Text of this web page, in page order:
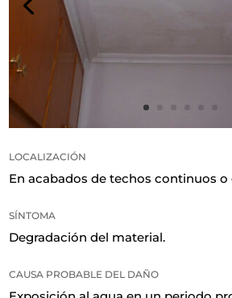
LOCALIZACIÓN
En acabados de techos continuos
SÍNTOMA
Degradación del material.
CAUSA PROBABLE DEL DAÑO